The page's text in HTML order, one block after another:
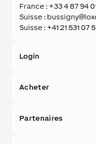
France : +33 4 87 94
Suisse :
Suisse : +41 21 531 07
Login
Acheter
Partenaires